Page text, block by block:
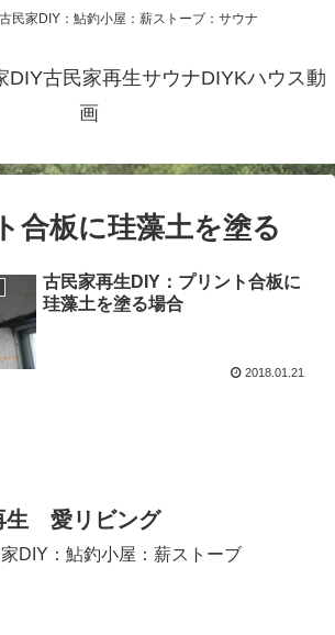
民家DIY：鮎釣小屋：薪ストーブ：サウナ
DIY古民家再生サウナDIYKハウス動
画
合板に珪藻土を塗る
古民家再生DIY：プリント合板に
珪藻土を塗る場合
2018.01.21
生 愛リビング
DIY：鮎釣小屋：薪ストーブ